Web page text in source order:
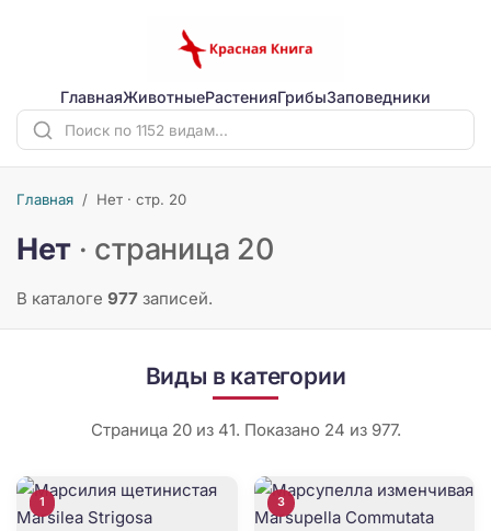
ГлавнаяЖивотныеРастенияГрибыЗаповедники
Главная / Нет · стр. 20
Нет · страница 20
В каталоге 977 записей.
Виды в категории
Страница 20 из 41. Показано 24 из 977.
1 3